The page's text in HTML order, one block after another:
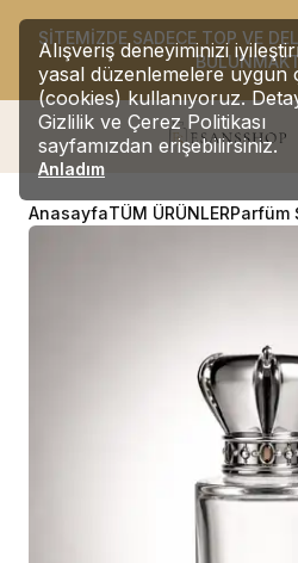
Alışveriş deneyiminizi
yasal düzenlemelere uygun
(cookies) kullanıyoruz.
Gizlilik ve Çerez Politikası
sayfamızdan erişebilirsiniz.
Anladım
SİTEMİZDE SADECE TOP VE
AnasayfaTÜM ÜRÜNLERParfüm